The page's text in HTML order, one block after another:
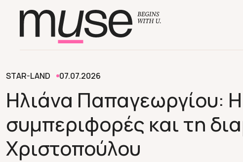
STAR-LAND 07.07.2026
Ηλιάνα Παπαγεωργίου:
συμπεριφορές και τη
Χριστοπούλου